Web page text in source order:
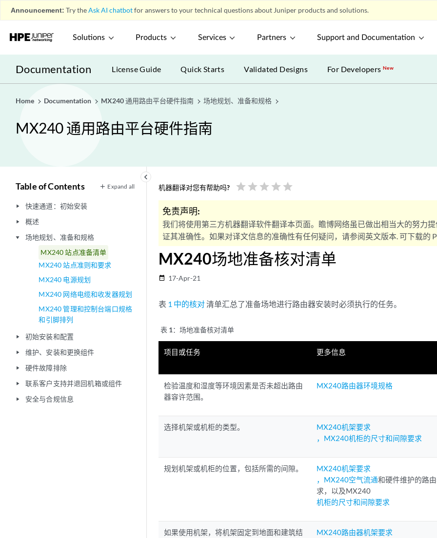
Announcement: Try theAsk AI chatbotfor answers to your technical questions about Juniper products and solutions.
Solutions Products Services Partners Support and Documentation
Documentation License Guide Quick Starts Validated Designs For DevelopersNew
Home Documentation MX240 通用路由平台硬件指南 场地规划、准备和规格
MX240 通用路由平台硬件指南
keyboard_arrow_left
Table of Contents Expand all
play_arrow 快速通道：初始安装
play_arrow 概述
play_arrow
场地规划、准备和规格
MX240 站点准备清单
MX240 站点准则和要求
MX240 电源规划
MX240 网络电缆和收发器规划
MX240 管理和控制台端口规格
和引脚排列
play_arrow 初始安装和配置
play_arrow 维护、安装和更换组件
play_arrow 硬件故障排除
play_arrow 联系客户支持并退回机箱或组件
play_arrow 安全与合规信息
机器翻译对您有帮助吗? star star star star star
免责声明:
我们将使用第三方机器翻译软件翻译本页面。瞻博网络虽已做出相当大的努力
证其准确性。如果对译文信息的准确性有任何疑问，请参阅英文版本. 可下载的
MX240场地准备核对清单
date_range 17-Apr-21
表 1 中的核对清单汇总了准备场地进行路由器安装时必须执行的任务。
表 1： 场地准备核对清单
项目或任务 更多信息
检验温度和湿度等环境因素是否未超出路由
器容许范围。
MX240路由器环境规格
选择机架或机柜的类型。
MX240机架要求
，MX240机柜的尺寸和间隙要求
规划机架或机柜的位置，包括所需的间隙。
MX240机架要求
，MX240空气流通和硬件维护的路
求，以及MX240
机柜的尺寸和间隙要求
如果使用机架，将机架固定到地面和建筑结
MX240路由器机架要求